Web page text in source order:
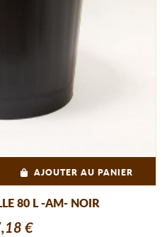
AJOUTER AU PANIER
80 L -AM- NOIR
€